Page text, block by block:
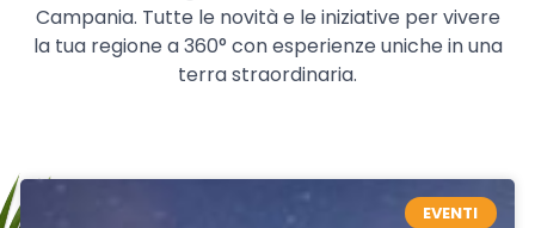
Campania. Tutte le novità e le iniziative per vivere
la tua regione a 360° con esperienze uniche in una
terra straordinaria.
EVENTI